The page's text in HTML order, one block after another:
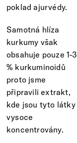
poklad ajurvédy.
Samotná hlíza
kurkumy však
obsahuje pouze 1-3
% kurkuminoidů
proto jsme
připravili extrakt,
kde jsou tyto látky
vysoce
koncentrovány.